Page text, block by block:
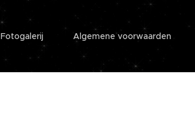
Fotogalerij Algemene voorwaarden